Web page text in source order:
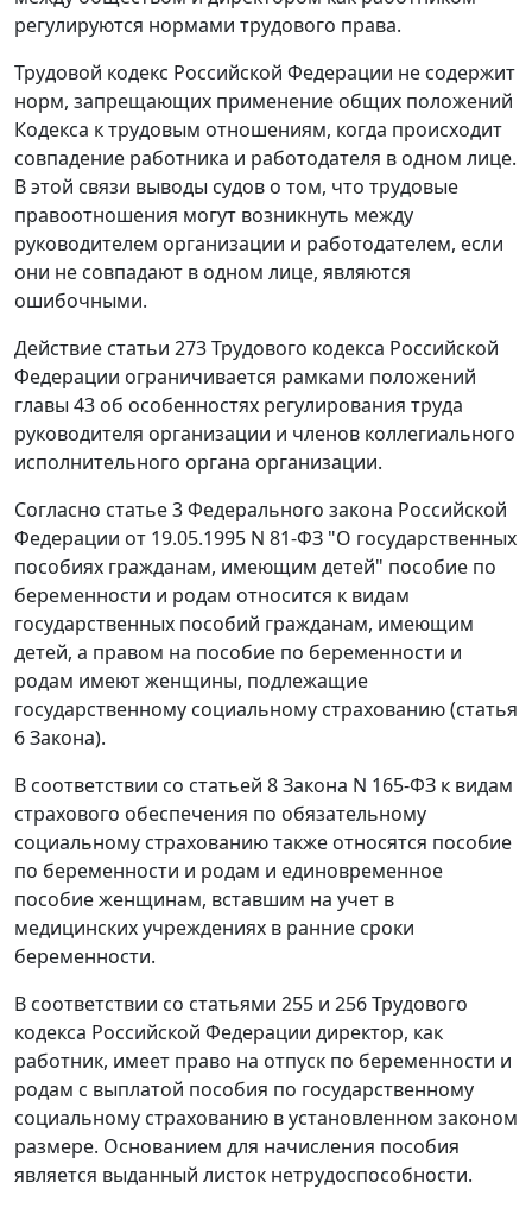
регулируются нормами трудового права.
Трудовой кодекс Российской Федерации не содержит
норм, запрещающих применение общих положений
Кодекса к трудовым отношениям, когда происходит
совпадение работника и работодателя в одном лице.
В этой связи выводы судов о том, что трудовые
правоотношения могут возникнуть между
руководителем организации и работодателем, если
они не совпадают в одном лице, являются
ошибочными.
Действие статьи 273Трудового кодекса Российской
Федерации ограничивается рамками положений
главы 43 об особенностях регулирования труда
руководителя организации и членов коллегиального
исполнительного органа организации.
Согласно статье 3Федерального закона Российской
Федерации от 19.05.1995 N 81-ФЗ "О государственных
пособиях гражданам, имеющим детей" пособие по
беременности и родам относится к видам
государственных пособий гражданам, имеющим
детей, а правом на пособие по беременности и
родам имеют женщины, подлежащие
государственному социальному страхованию (статья
6Закона).
В соответствии со статьей 8Закона N 165-ФЗ к видам
страхового обеспечения по обязательному
социальному страхованию также относятся пособие
по беременности и родам и единовременное
пособие женщинам, вставшим на учет в
медицинских учреждениях в ранние сроки
беременности.
В соответствии со статьями 255 и 256Трудового
кодекса Российской Федерации директор, как
работник, имеет право на отпуск по беременности и
родам с выплатой пособия по государственному
социальному страхованию в установленном законом
размере. Основанием для начисления пособия
является выданный листок нетрудоспособности.